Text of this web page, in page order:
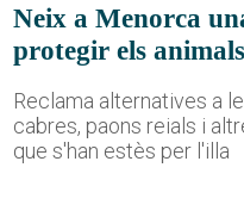
Neix a Menorca
protegir els
Reclama alternatives a
cabres, paons reials i
que s'han estès per l'illa